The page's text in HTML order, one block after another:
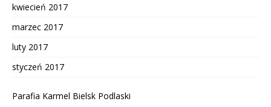
kwiecień 2017
marzec 2017
luty 2017
styczeń 2017
Parafia Karmel Bielsk Podlaski